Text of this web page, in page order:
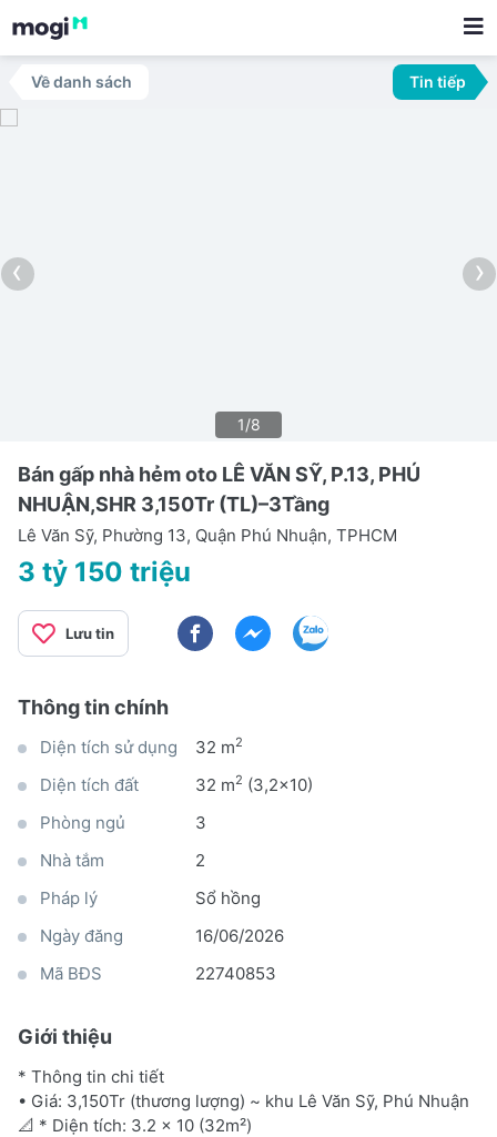
Về danh sách Tin tiếp
‹ ›
1/8
Bán gấp nhà hẻm oto LÊ VĂN SỸ, P.13, PHÚ
NHUẬN,SHR 3,150Tr (TL)–3Tầng
Lê Văn Sỹ, Phường 13, Quận Phú Nhuận, TPHCM
3 tỷ 150 triệu
Lưu tin
Thông tin chính
Diện tích sử dụng 32 m2
Diện tích đất 32 m2 (3,2x10)
Phòng ngủ
3
Nhà tắm
2
Pháp lý
Sổ hồng
Ngày đăng
16/06/2026
Mã BĐS
22740853
Giới thiệu
* Thông tin chi tiết
• Giá: 3,150Tr (thương lượng) ~ khu Lê Văn Sỹ, Phú Nhuận
📐 * Diện tích: 3.2 x 10 (32m²)